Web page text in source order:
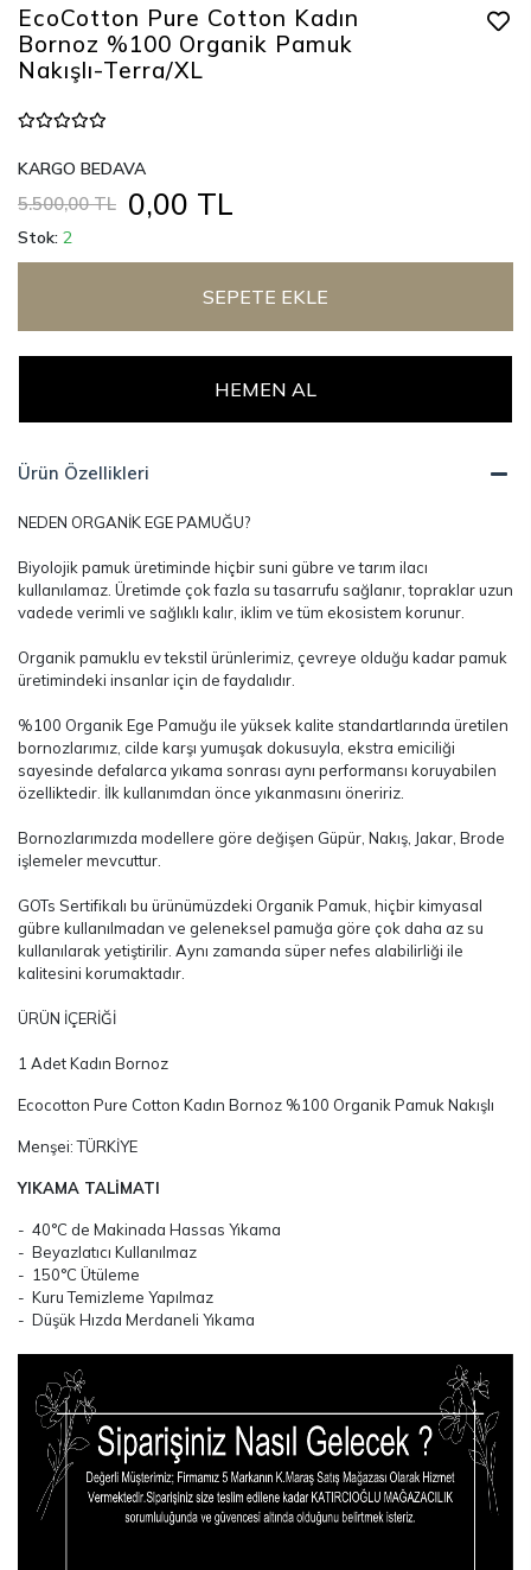
EcoCotton Pure Cotton Kadın
Bornoz %100 Organik Pamuk
Nakışlı-Terra/XL
KARGO BEDAVA
5.500,00 TL 0,00 TL
Stok: 2
SEPETE EKLE
HEMEN AL
Ürün Özellikleri
NEDEN ORGANİK EGE PAMUĞU?
Biyolojik pamuk üretiminde hiçbir suni gübre ve tarım ilacı
kullanılamaz. Üretimde çok fazla su tasarrufu sağlanır, topraklar uzun
vadede verimli ve sağlıklı kalır, iklim ve tüm ekosistem korunur.
Organik pamuklu ev tekstil ürünlerimiz, çevreye olduğu kadar pamuk
üretimindeki insanlar için de faydalıdır.
%100 Organik Ege Pamuğu ile yüksek kalite standartlarında üretilen
bornozlarımız, cilde karşı yumuşak dokusuyla, ekstra emiciliği
sayesinde defalarca yıkama sonrası aynı performansı koruyabilen
özelliktedir. İlk kullanımdan önce yıkanmasını öneririz.
Bornozlarımızda modellere göre değişen Güpür, Nakış, Jakar, Brode
işlemeler mevcuttur.
GOTs Sertifikalı bu ürünümüzdeki Organik Pamuk, hiçbir kimyasal
gübre kullanılmadan ve geleneksel pamuğa göre çok daha az su
kullanılarak yetiştirilir. Aynı zamanda süper nefes alabilirliği ile
kalitesini korumaktadır.
ÜRÜN İÇERİĞİ
1 Adet Kadın Bornoz
Ecocotton Pure Cotton Kadın Bornoz %100 Organik Pamuk Nakışlı
Menşei: TÜRKİYE
YIKAMA TALİMATI
- 40°C de Makinada Hassas Yıkama
- Beyazlatıcı Kullanılmaz
- 150°C Ütüleme
- Kuru Temizleme Yapılmaz
- Düşük Hızda Merdaneli Yıkama